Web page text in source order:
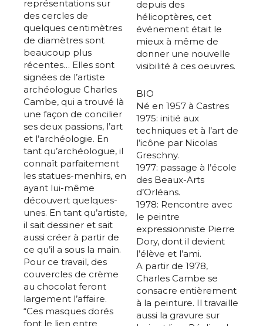
représentations sur
des cercles de
quelques centimètres
de diamètres sont
beaucoup plus
récentes… Elles sont
signées de l’artiste
archéologue Charles
Cambe, qui a trouvé là
une façon de concilier
ses deux passions, l’art
et l’archéologie. En
tant qu’archéologue, il
connaît parfaitement
les statues-menhirs, en
ayant lui-même
découvert quelques-
unes. En tant qu’artiste,
il sait dessiner et sait
aussi créer à partir de
ce qu’il a sous la main.
Pour ce travail, des
couvercles de crème
au chocolat feront
largement l’affaire.
“Ces masques dorés
font le lien entre
depuis des
hélicoptères, cet
événement était le
mieux à même de
donner une nouvelle
visibilité à ces oeuvres.
BIO
Né en 1957 à Castres
1975: initié aux
techniques et à l’art de
l’icône par Nicolas
Greschny.
1977: passage à l’école
des Beaux-Arts
d’Orléans.
1978: Rencontre avec
le peintre
expressionniste Pierre
Dory, dont il devient
l’élève et l’ami.
A partir de 1978,
Charles Cambe se
consacre entièrement
à la peinture. Il travaille
aussi la gravure sur